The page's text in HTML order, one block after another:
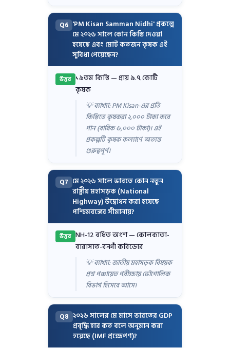
Q6 'PM Kisan Samman Nidhi' প্রকল্পে
মে ২০২৬ সালে কোন কিস্তি দেওয়া
হয়েছে এবং মোট কতজন কৃষক এই
সুবিধা পেয়েছেন?
উত্তর ১৯তম কিস্তি — প্রায় ৯.৭ কোটি
কৃষক
💡 ব্যাখ্যা: PM Kisan-এর প্রতি
কিস্তিতে কৃষকরা ২,০০০ টাকা করে
পান (বার্ষিক ৬,০০০ টাকা)। এই
প্রকল্পটি কৃষক কল্যাণে অত্যন্ত
গুরুত্বপূর্ণ।
Q7 মে ২০২৬ সালে ভারতে কোন নতুন
রাষ্ট্রীয় মহাসড়ক (National
Highway) উদ্বোধন করা হয়েছে
পশ্চিমবঙ্গের সীমানায়?
উত্তর NH-12 বর্ধিত অংশ — কোলকাতা-
বারাসাত-বনগাঁ করিডোর
💡 ব্যাখ্যা: জাতীয় মহাসড়ক বিষয়ক
প্রশ্ন পঞ্চায়েত পরীক্ষায় ভৌগোলিক
বিভাগ হিসেবে আসে।
Q8 ২০২৬ সালের মে মাসে ভারতের GDP
প্রবৃদ্ধি হার কত বলে অনুমান করা
হয়েছে (IMF প্রক্ষেপণ)?